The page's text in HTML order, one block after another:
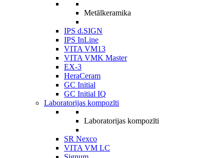
Metālkeramika
IPS d.SIGN
IPS InLine
VITA VM13
VITA VMK Master
EX-3
HeraCeram
GC Initial
GC Initial IQ
Laboratorijas kompozīti
Laboratorijas kompozīti
SR Nexco
VITA VM LC